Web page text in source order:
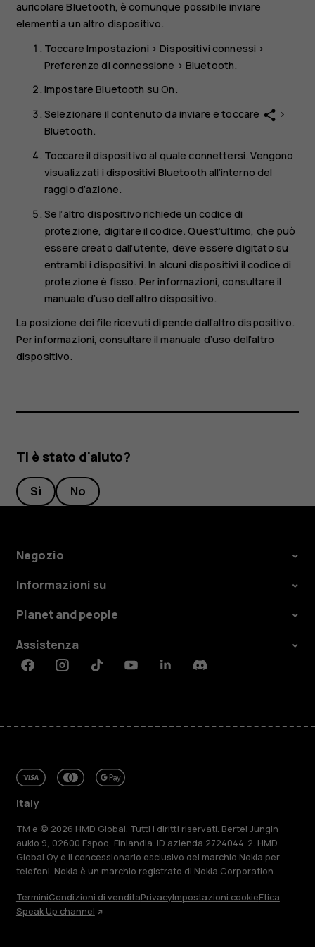
auricolare Bluetooth, è comunque possibile inviare
elementi a un altro dispositivo.
ToccareImpostazioni >Dispositivi connessi >
Preferenze di connessione > Bluetooth.
ImpostareBluetooth suOn.
Selezionare il contenuto da inviare e toccare share >
Bluetooth.
Toccare il dispositivo al quale connettersi. Vengono
visualizzati i dispositivi Bluetooth all’interno del
raggio d’azione.
Se l’altro dispositivo richiede un codice di
protezione, digitare il codice. Quest’ultimo, che può
essere creato dall’utente, deve essere digitato su
entrambi i dispositivi. In alcuni dispositivi il codice di
protezione è fisso. Per informazioni, consultare il
manuale d’uso dell’altro dispositivo.
La posizione dei file ricevuti dipende dall’altro dispositivo.
Per informazioni, consultare il manuale d’uso dell’altro
dispositivo.
Ti è stato d'aiuto?
Sì No
Negozio
Informazioni su
Planet and people
Assistenza
FacebookInstagramTiktokYoutubeLinkedinDiscord
Italy
TM e © 2026 HMD Global. Tutti i diritti riservati. Bertel Jungin
aukio 9, 02600 Espoo, Finlandia. ID azienda 2724044-2. HMD
Global Oy è il concessionario esclusivo del marchio Nokia per
telefoni. Nokia è un marchio registrato di Nokia Corporation.
TerminiCondizioni di venditaPrivacyImpostazioni cookieEtica
Speak Up channel